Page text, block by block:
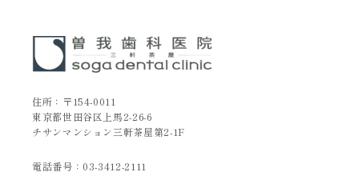
住所：〒154-0011
東京都世田谷区上馬2-26-6
チサンマンション三軒茶屋第2-1F
電話番号： 03-3412-2111